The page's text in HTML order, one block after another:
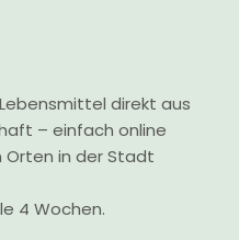
direkt aus
– einfach online
in der Stadt
4 Wochen.